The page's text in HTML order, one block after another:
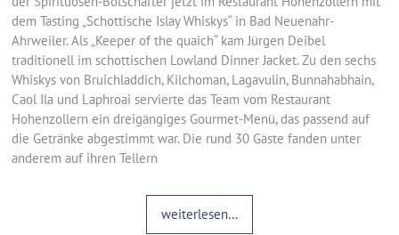
dem Tasting „Schottische Islay Whiskys“ in Bad Neuenahr-
Ahrweiler. Als „Keeper of the quaich“ kam Jürgen Deibel
traditionell im schottischen Lowland Dinner Jacket. Zu den sechs
Whiskys von Bruichladdich, Kilchoman, Lagavulin, Bunnahabhain,
Caol Ila und Laphroai servierte das Team vom Restaurant
Hohenzollern ein dreigängiges Gourmet-Menü, das passend auf
die Getränke abgestimmt war. Die rund 30 Gäste fanden unter
anderem auf ihren Tellern
weiterlesen…